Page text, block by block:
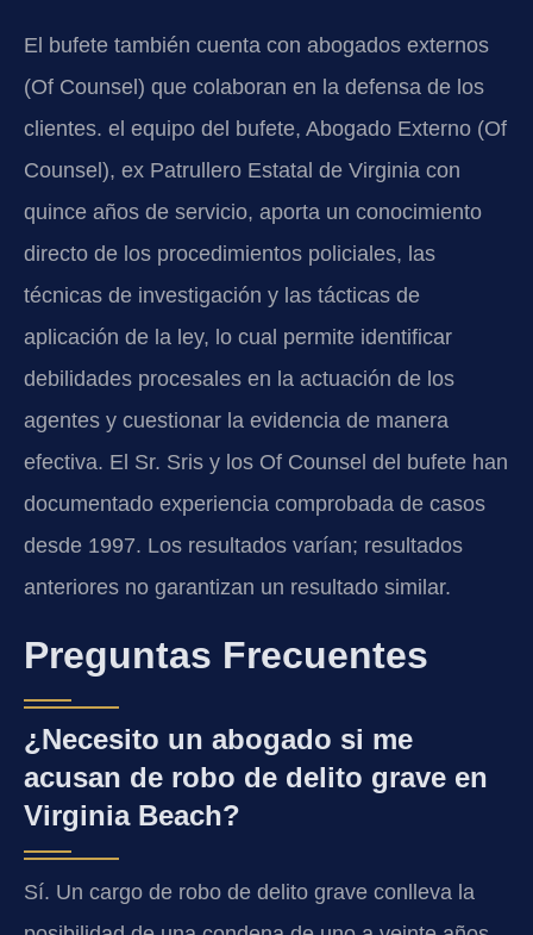
El bufete también cuenta con abogados externos
(Of Counsel) que colaboran en la defensa de los
clientes. el equipo del bufete, Abogado Externo (Of
Counsel), ex Patrullero Estatal de Virginia con
quince años de servicio, aporta un conocimiento
directo de los procedimientos policiales, las
técnicas de investigación y las tácticas de
aplicación de la ley, lo cual permite identificar
debilidades procesales en la actuación de los
agentes y cuestionar la evidencia de manera
efectiva. El Sr. Sris y los Of Counsel del bufete han
documentado experiencia comprobada de casos
desde 1997. Los resultados varían; resultados
anteriores no garantizan un resultado similar.
Preguntas Frecuentes
¿Necesito un abogado si me
acusan de robo de delito grave en
Virginia Beach?
Sí. Un cargo de robo de delito grave conlleva la